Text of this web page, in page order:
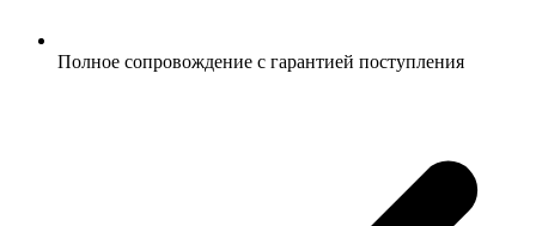
Полное сопровождение с гарантией поступления